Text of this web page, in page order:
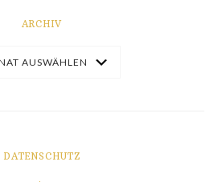
ARCHIV
DATENSCHUTZ